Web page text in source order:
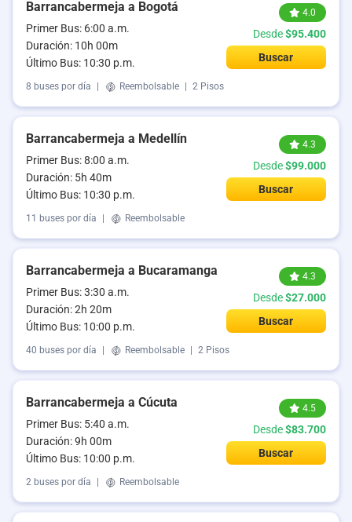
Barrancabermeja a Bogotá
Primer Bus: 6:00 a.m.
Duración: 10h 00m
Último Bus: 10:30 p.m.
4.0
Desde$95.400
Buscar
8 buses por día Reembolsable 2 Pisos
Barrancabermeja a Medellín
Primer Bus: 8:00 a.m.
Duración: 5h 40m
Último Bus: 10:30 p.m.
4.3
Desde$99.000
Buscar
11 buses por día Reembolsable
Barrancabermeja a Bucaramanga
Primer Bus: 3:30 a.m.
Duración: 2h 20m
Último Bus: 10:00 p.m.
4.3
Desde$27.000
Buscar
40 buses por día Reembolsable 2 Pisos
Barrancabermeja a Cúcuta
Primer Bus: 5:40 a.m.
Duración: 9h 00m
Último Bus: 10:00 p.m.
4.5
Desde$83.700
Buscar
2 buses por día Reembolsable